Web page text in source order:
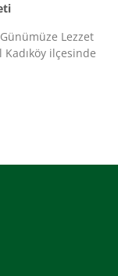
Lezzet
ilçesinde